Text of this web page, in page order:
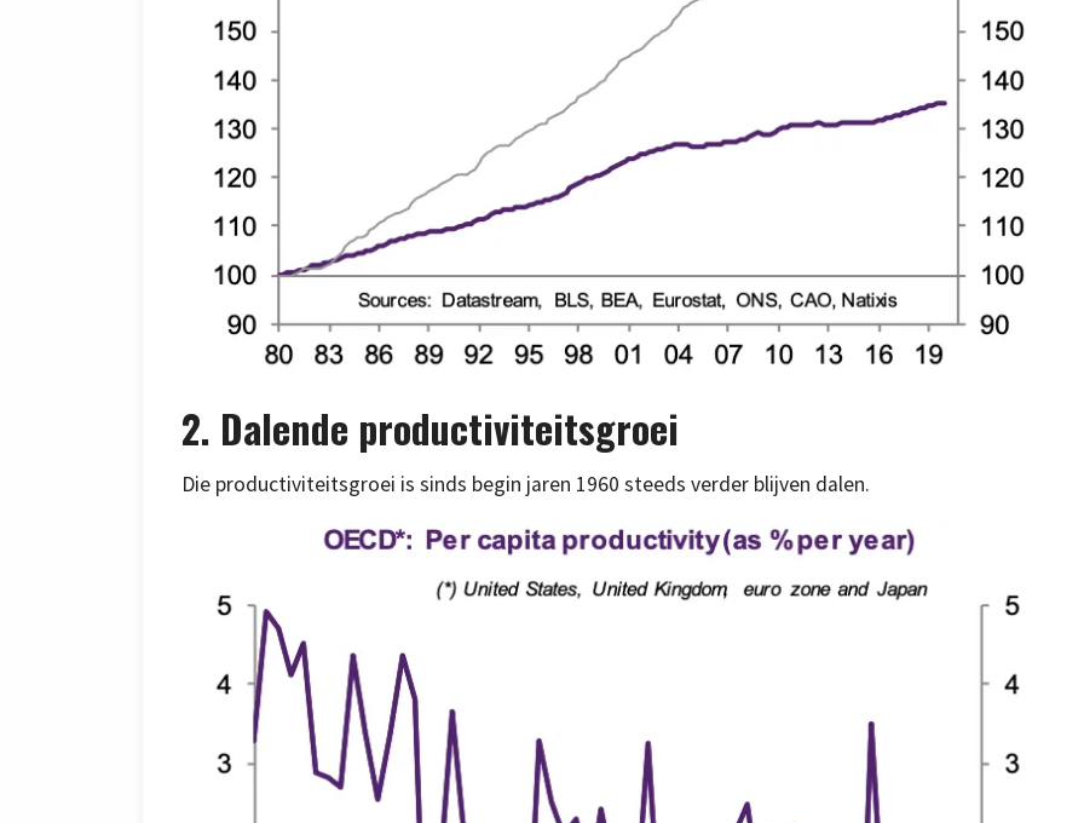
2. Dalende productiviteitsgroei
Die productiviteitsgroei is sinds begin jaren 1960 steeds verder blijven dalen.